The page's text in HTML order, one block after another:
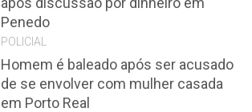
Penedo
POLICIAL
Homem é baleado após ser acusado
de se envolver com mulher casada
em Porto Real